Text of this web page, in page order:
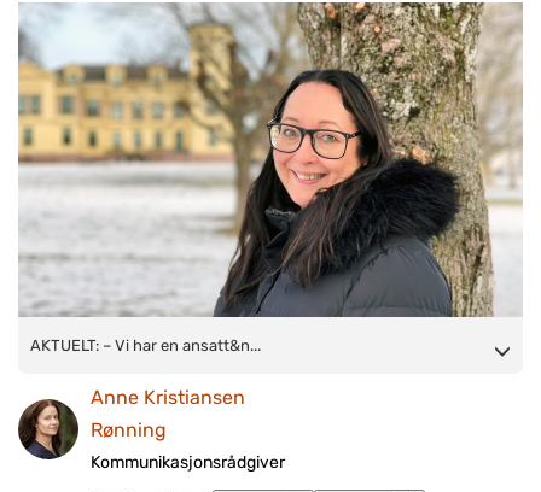
AKTUELT: – Vi har en ansattsom jobber inn mot ungdommer i
dager i uka, sier Aase Kristin Smith-Vestad, virksomhetsleder
ved psykisk helse og avhengighet i Larvik kommune. (FOTO:
Anne Kristiansen Rønning/ NAPHA)
AKTUELT: – Vi har en ansatt&n...
Anne Kristiansen
Rønning
Kommunikasjonsrådgiver